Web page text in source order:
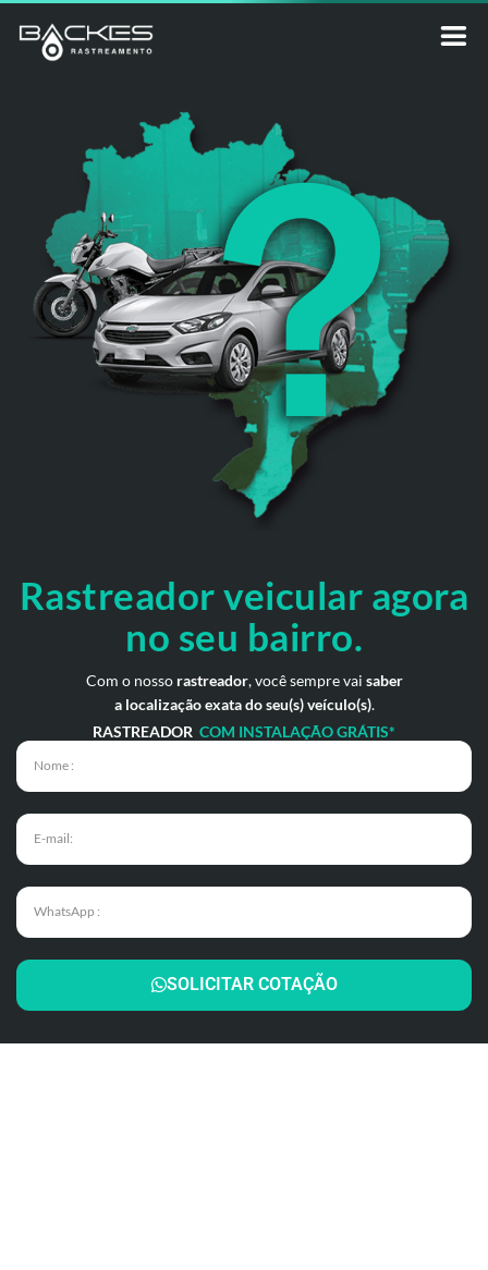
Rastreador veicular agora
no seu bairro.
Com o nosso rastreador, você sempre vai saber
a localização exata do seu(s) veículo(s).
RASTREADOR COM INSTALAÇÃO GRÁTIS*
SOLICITAR COTAÇÃO